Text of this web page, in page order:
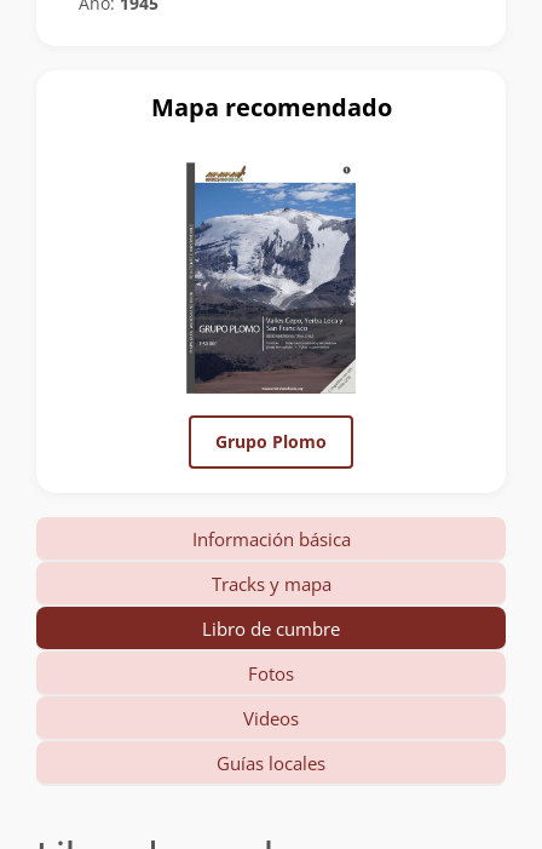
Mapa recomendado
Grupo Plomo
Información básica
Tracks y mapa
Libro de cumbre
Fotos
Videos
Guías locales